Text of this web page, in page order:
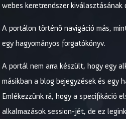
webes keretrendszer
A portálon történő navigáció más,
egy hagyományos forgatókönyv.
A portál nem arra készült, hogy egy
másikban a blog bejegyzések és egy
Emlékezzünk rá, hogy a specifikáció
alkalmazások session-jét, de ez